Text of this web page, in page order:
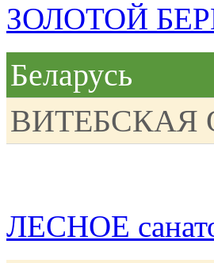
ЗОЛОТОЙ
Беларусь
ВИТЕБСКАЯ
ЛЕСНОЕ